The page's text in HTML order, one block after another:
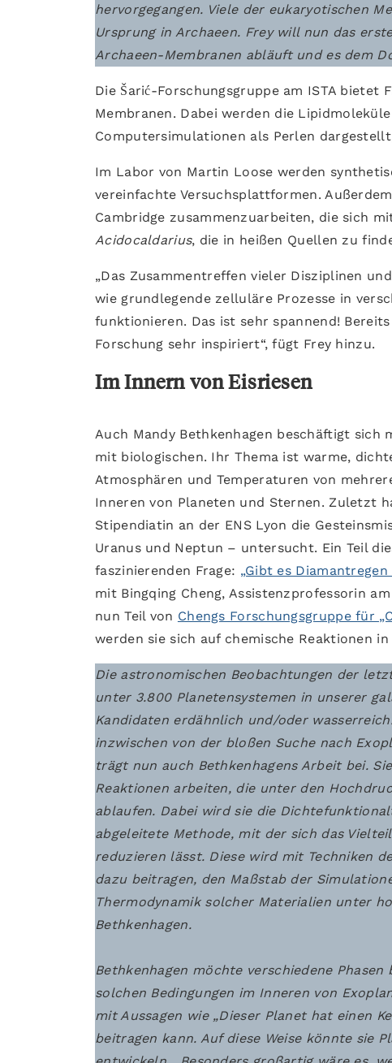
hervorgegangen. Viele der eukaryotischen
Ursprung in Archaeen. Frey will nun das
Archaeen-Membranen abläuft und es dem
Die Šarić-Forschungsgruppe am ISTA
Membranen. Dabei werden die
Computersimulationen als Perlen
Im Labor von Martin Loose werden
vereinfachte Versuchsplattformen.
Cambridge zusammenzuarbeiten, die sich
Acidocaldarius, die in heißen Quellen zu
„Das Zusammentreffen vieler Disziplinen
wie grundlegende zelluläre Prozesse in
funktionieren. Das ist sehr spannend!
Forschung sehr inspiriert“, fügt Frey hinzu.
Im Innern von Eisriesen
Auch Mandy Bethkenhagen beschäftigt
mit biologischen. Ihr Thema ist warme,
Atmosphären und Temperaturen von
Inneren von Planeten und Sternen. Zuletzt
Stipendiatin an der ENS Lyon die
Uranus und Neptun – untersucht. Ein Teil
faszinierenden Frage: „Gibt es
mit Bingqing Cheng, Assistenzprofessorin
nun Teil von Chengs Forschungsgruppe für
werden sie sich auf chemische Reaktionen
Die astronomischen Beobachtungen der
unter 3.800 Planetensystemen in unserer
Kandidaten erdähnlich und/oder
inzwischen von der bloßen Suche nach
trägt nun auch Bethkenhagens Arbeit bei.
Reaktionen arbeiten, die unter den
ablaufen. Dabei wird sie die
abgeleitete Methode, mit der sich das
reduzieren lässt. Diese wird mit Techniken
dazu beitragen, den Maßstab der
Thermodynamik solcher Materialien unter
Bethkenhagen.
Bethkenhagen möchte verschiedene
solchen Bedingungen im Inneren von
mit Aussagen wie „Dieser Planet hat einen
beitragen kann. Auf diese Weise könnte sie